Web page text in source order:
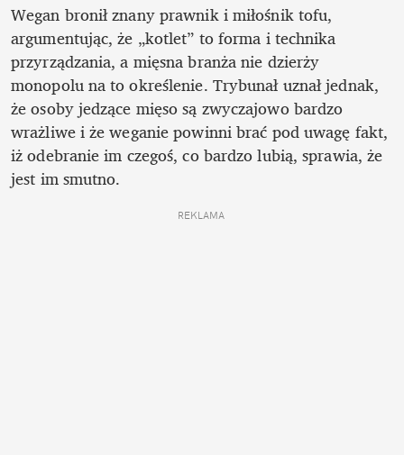
Wegan bronił znany prawnik i miłośnik tofu,
argumentując, że „kotlet” to forma i technika
przyrządzania, a mięsna branża nie dzierży
monopolu na to określenie. Trybunał uznał jednak,
że osoby jedzące mięso są zwyczajowo bardzo
wrażliwe i że weganie powinni brać pod uwagę fakt,
iż odebranie im czegoś, co bardzo lubią, sprawia, że
jest im smutno.
REKLAMA